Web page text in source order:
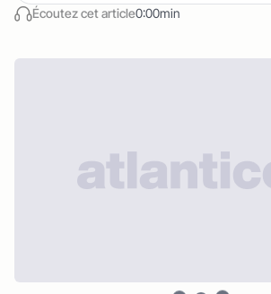
Écoutez cet article0:00min